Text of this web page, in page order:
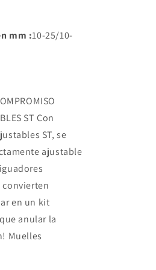
mm :10-25/10-
ST Con
ST, se
ajustable
convierten
en un kit
anular la
Muelles